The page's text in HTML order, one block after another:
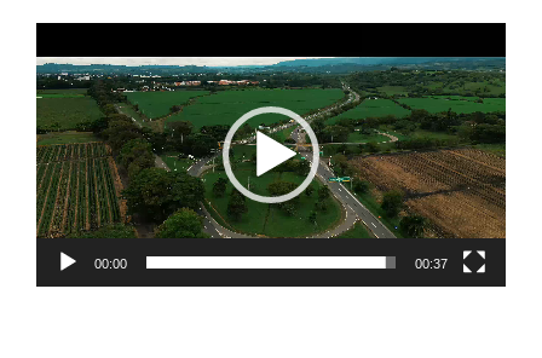
de
vídeo
00:00 00:37